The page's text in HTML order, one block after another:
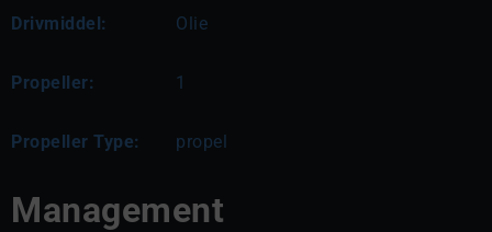
Drivmiddel: Olie
Propeller: 1
Propeller Type: propel
Management